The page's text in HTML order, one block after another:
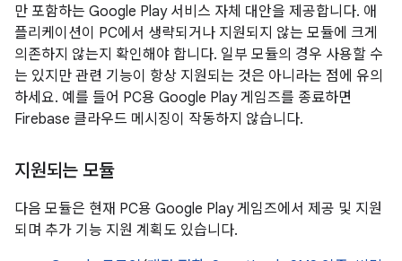
만 포함하는 Google Play 서비스 자체 대안을 제공합니다. 애
플리케이션이 PC에서 생략되거나 지원되지 않는 모듈에 크게
의존하지 않는지 확인해야 합니다. 일부 모듈의 경우 사용할 수
는 있지만 관련 기능이 항상 지원되는 것은 아니라는 점에 유의
하세요. 예를 들어 PC용 Google Play 게임즈를 종료하면
Firebase 클라우드 메시징이 작동하지 않습니다.
지원되는 모듈
다음 모듈은 현재 PC용 Google Play 게임즈에서 제공 및 지원
되며 추가 기능 지원 계획도 있습니다.